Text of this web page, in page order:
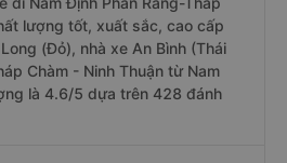
lượng tốt, xuất sắc, cao cấp
(Đỏ), nhà xe An Bình (Thái
Chàm - Ninh Thuận từ Nam
là 4.6/5 dựa trên 428 đánh